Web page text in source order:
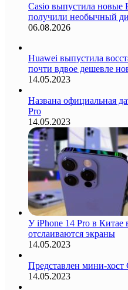
Casio выпустила новые
получили необычный
06.08.2026
Huawei выпустила
почти вдвое дешевле
14.05.2023
Названа официальная
Pro
14.05.2023
У iPhone 14 Pro в Китае
отслаиваются экраны
14.05.2023
Представлен мини-
14.05.2023